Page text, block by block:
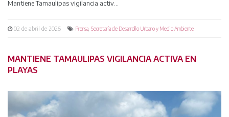
02 de abril de 2026 Prensa Secretaría de Desarrollo Urbano y Medio Ambiente
MANTIENE TAMAULIPAS VIGILANCIA ACTIVA EN
PLAYAS